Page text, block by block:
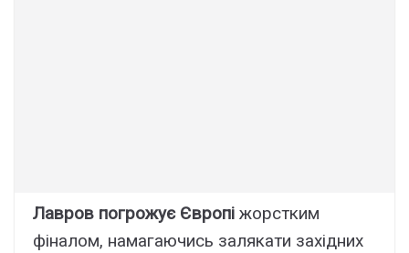
Лавров погрожує Європі жорстким
фіналом, намагаючись залякати західних